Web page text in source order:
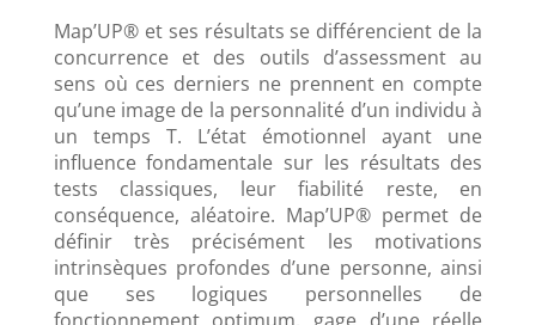
Map’UP® et ses résultats se différencient de la
concurrence et des outils d’assessment au
sens où ces derniers ne prennent en compte
qu’une image de la personnalité d’un individu à
un temps T. L’état émotionnel ayant une
influence fondamentale sur les résultats des
tests classiques, leur fiabilité reste, en
conséquence, aléatoire. Map’UP® permet de
définir très précisément les motivations
intrinsèques profondes d’une personne, ainsi
que ses logiques personnelles de